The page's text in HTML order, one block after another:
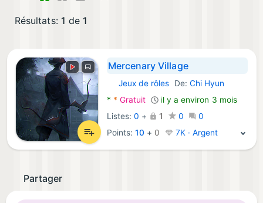
Résultats: 1 de 1
Mercenary Village
Android Jeux:
Jeux de rôles De: Chi Hyun
* * Gratuit
il y a environ 3 mois
Listes:0 + 1 0
0
Points:10 + 0 7K · Argent
Partager